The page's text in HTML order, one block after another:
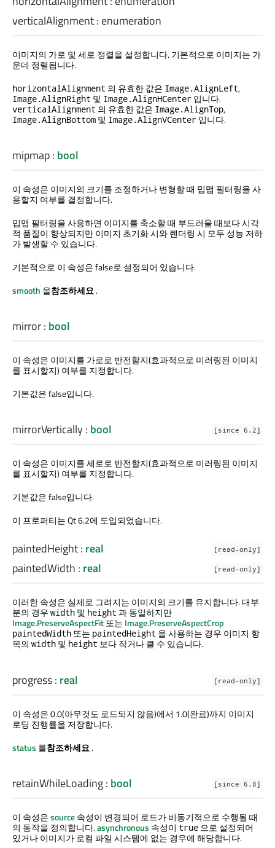
verticalAlignment: enumeration
이미지의 가로 및 세로 정렬을 설정합니다. 기본적으로 이미지는 가
운데 정렬됩니다.
horizontalAlignment 의 유효한 값은 Image.AlignLeft,
Image.AlignRight 및 Image.AlignHCenter 입니다.
verticalAlignment 의 유효한 값은 Image.AlignTop,
Image.AlignBottom 및 Image.AlignVCenter 입니다.
mipmap: bool
이 속성은 이미지의 크기를 조정하거나 변형할 때 밉맵 필터링을 사
용할지 여부를 결정합니다.
밉맵 필터링을 사용하면 이미지를 축소할 때 부드러울 때보다 시각
적 품질이 향상되지만 이미지 초기화 시와 렌더링 시 모두 성능 저하
가 발생할 수 있습니다.
기본적으로 이 속성은 false로 설정되어 있습니다.
smooth 을참조하세요.
mirror: bool
이 속성은 이미지를 가로로 반전할지(효과적으로 미러링된 이미지
를 표시할지) 여부를 지정합니다.
기본값은 false입니다.
mirrorVertically: bool [since 6.2]
이 속성은 이미지를 세로로 반전할지(효과적으로 미러링된 이미지
를 표시할지) 여부를 지정합니다.
기본값은 false입니다.
이 프로퍼티는 Qt 6.2에 도입되었습니다.
paintedHeight: real [read-only]
paintedWidth : real [read-only]
이러한 속성은 실제로 그려지는 이미지의 크기를 유지합니다. 대부
분의 경우 width 및 height 과 동일하지만
Image.PreserveAspectFit또는 Image.PreserveAspectCrop
paintedWidth 또는 paintedHeight 을 사용하는 경우 이미지 항
목의 width 및 height 보다 작거나 클 수 있습니다.
progress: real [read-only]
이 속성은 0.0(아무것도 로드되지 않음)에서 1.0(완료)까지 이미지
로딩 진행률을 저장합니다.
status 를참조하세요.
retainWhileLoading: bool [since 6.8]
이 속성은source속성이 변경되어 로드가 비동기적으로 수행될 때
의 동작을 정의합니다.asynchronous 속성이 true 으로 설정되어
있거나 이미지가 로컬 파일 시스템에 없는 경우에 해당합니다.